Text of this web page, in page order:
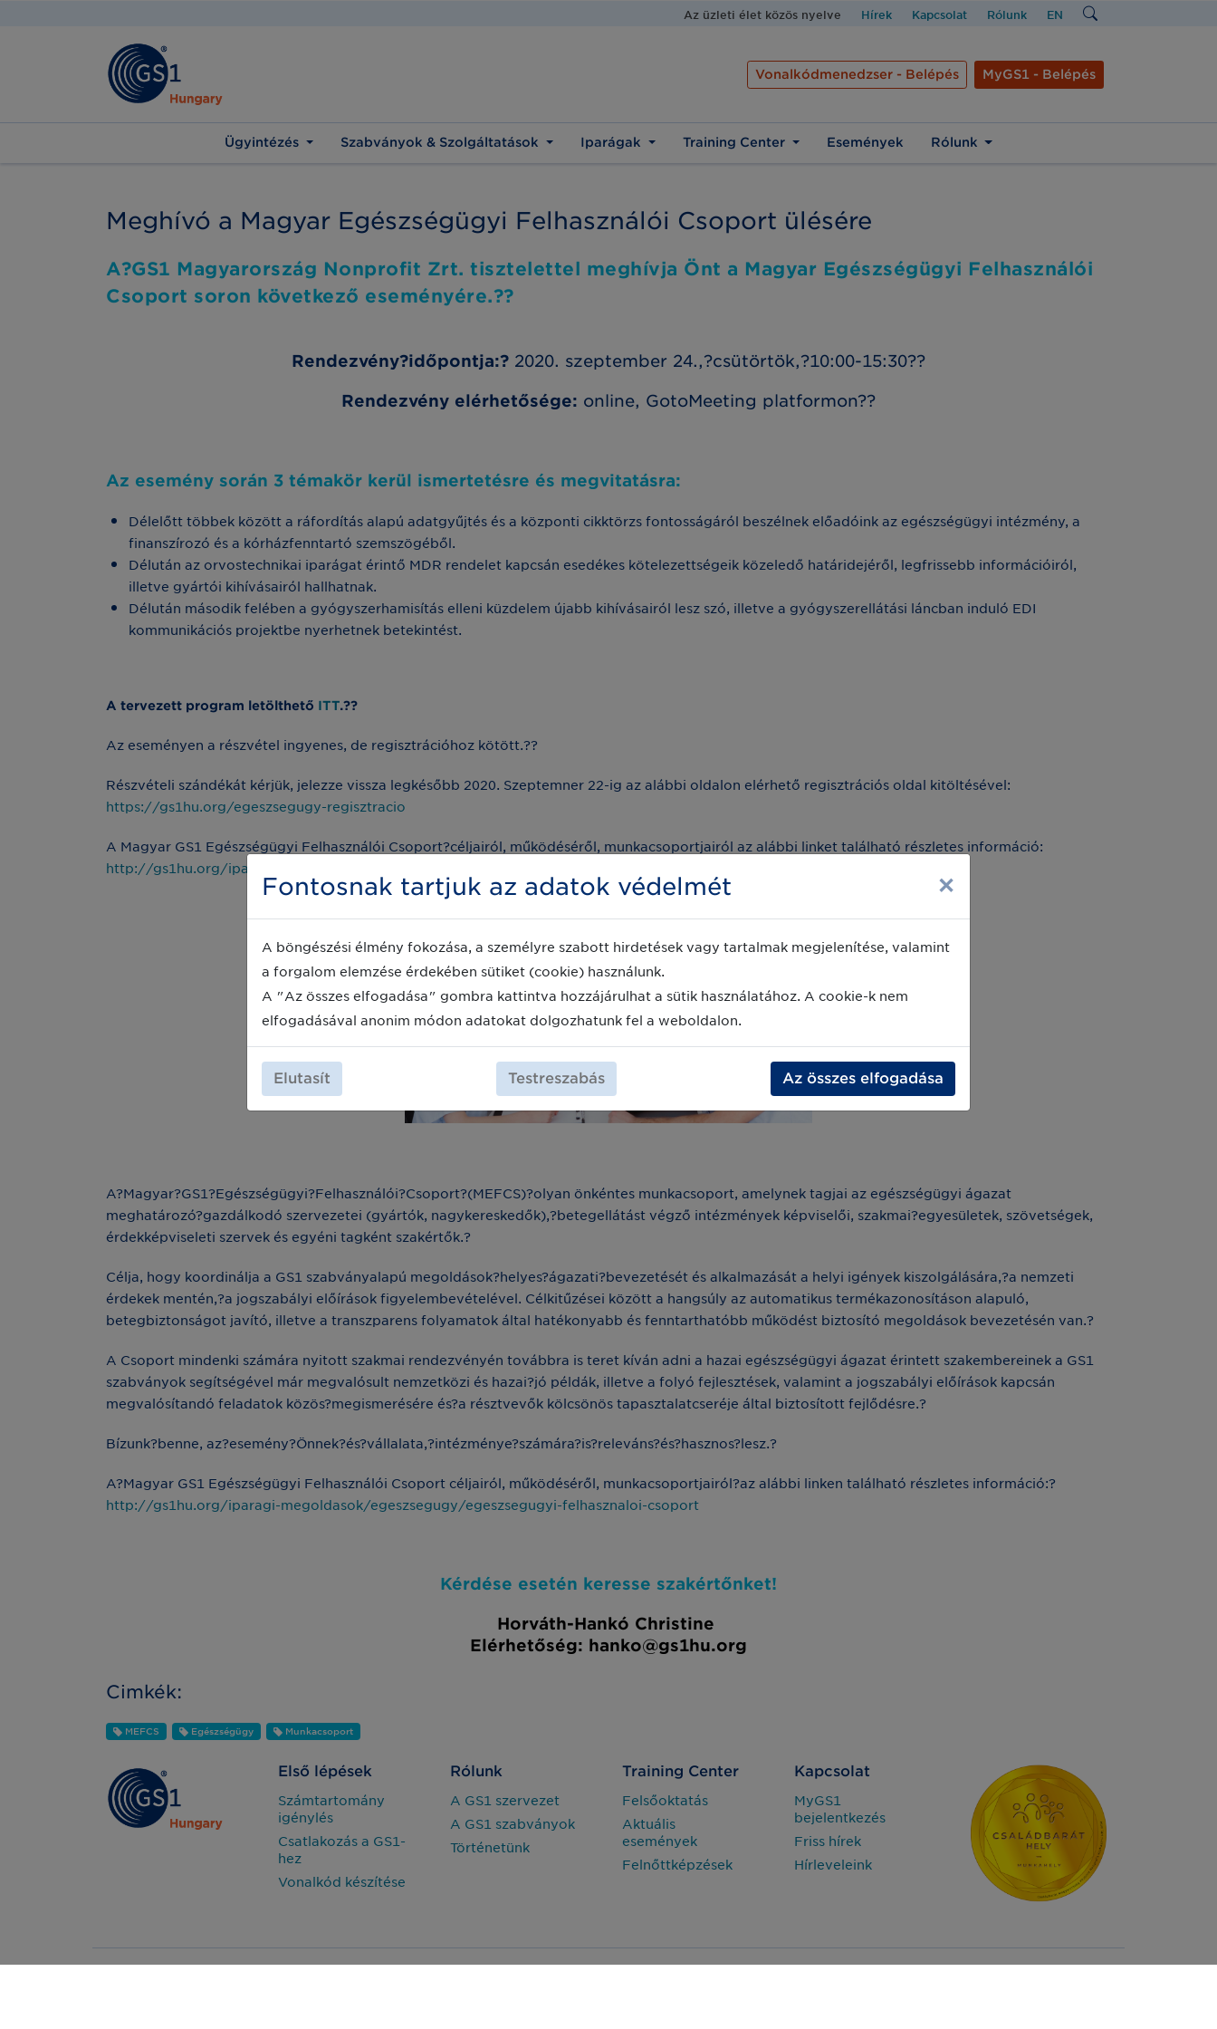
Az üzleti élet közös nyelve Hírek Kapcsolat Rólunk EN
Vonalkódmenedzser - Belépés MyGS1 - Belépés
Ügyintézés Szabványok & Szolgáltatások Iparágak Training Center Események Rólunk
Meghívó a Magyar Egészségügyi Felhasználói Csoport ülésére
A?GS1 Magyarország Nonprofit Zrt. tisztelettel meghívja Önt a Magyar Egészségügyi Felhasználói
Csoport soron következő eseményére.??
Rendezvény?időpontja:? 2020. szeptember 24.,?csütörtök,?10:00-15:30??
Rendezvény elérhetősége: online, GotoMeeting platformon??
Az esemény során 3 témakör kerül ismertetésre és megvitatásra:
Délelőtt többek között a ráfordítás alapú adatgyűjtés és a központi cikktörzs fontosságáról beszélnek előadóink az egészségügyi intézmény, a
finanszírozó és a kórházfenntartó szemszögéből.
Délután az orvostechnikai iparágat érintő MDR rendelet kapcsán esedékes kötelezettségeik közeledő határidejéről, legfrissebb információiról,
illetve gyártói kihívásairól hallhatnak.
Délután második felében a gyógyszerhamisítás elleni küzdelem újabb kihívásairól lesz szó, illetve a gyógyszerellátási láncban induló EDI
kommunikációs projektbe nyerhetnek betekintést.
A tervezett program letölthető ITT.??
Az eseményen a részvétel ingyenes, de regisztrációhoz kötött.??
Részvételi szándékát kérjük, jelezze vissza legkésőbb 2020. Szeptemner 22-ig az alábbi oldalon elérhető regisztrációs oldal kitöltésével:
https://gs1hu.org/egeszsegugy-regisztracio
A Magyar GS1 Egészségügyi Felhasználói Csoport?céljairól, működéséről, munkacsoportjairól az alábbi linket található részletes információ:
http://gs1hu.org/iparagi-megoldasok/egeszsegugy/egeszsegugyi-felhasznaloi-csoport
A?Magyar?GS1?Egészségügyi?Felhasználói?Csoport?(MEFCS)?olyan önkéntes munkacsoport, amelynek tagjai az egészségügyi ágazat
meghatározó?gazdálkodó szervezetei (gyártók, nagykereskedők),?betegellátást végző intézmények képviselői, szakmai?egyesületek, szövetségek,
érdekképviseleti szervek és egyéni tagként szakértők.?
Célja, hogy koordinálja a GS1 szabványalapú megoldások?helyes?ágazati?bevezetését és alkalmazását a helyi igények kiszolgálására,?a nemzeti
érdekek mentén,?a jogszabályi előírások figyelembevételével. Célkitűzései között a hangsúly az automatikus termékazonosításon alapuló,
betegbiztonságot javító, illetve a transzparens folyamatok által hatékonyabb és fenntarthatóbb működést biztosító megoldások bevezetésén van.?
A Csoport mindenki számára nyitott szakmai rendezvényén továbbra is teret kíván adni a hazai egészségügyi ágazat érintett szakembereinek a GS1
szabványok segítségével már megvalósult nemzetközi és hazai?jó példák, illetve a folyó fejlesztések, valamint a jogszabályi előírások kapcsán
megvalósítandó feladatok közös?megismerésére és?a résztvevők kölcsönös tapasztalatcseréje által biztosított fejlődésre.?
Bízunk?benne, az?esemény?Önnek?és?vállalata,?intézménye?számára?is?releváns?és?hasznos?lesz.?
A?Magyar GS1 Egészségügyi Felhasználói Csoport céljairól, működéséről, munkacsoportjairól?az alábbi linken található részletes információ:?
http://gs1hu.org/iparagi-megoldasok/egeszsegugy/egeszsegugyi-felhasznaloi-csoport
Kérdése esetén keresse szakértőnket!
Horváth-Hankó Christine
Elérhetőség: hanko@gs1hu.org
Cimkék:
MEFCS Egészségügy Munkacsoport
Első lépések
Számtartomány
igénylés
Csatlakozás a GS1-
hez
Vonalkód készítése
Rólunk
A GS1 szervezet
A GS1 szabványok
Történetünk
Training Center
Felsőoktatás
Aktuális
események
Felnőttképzések
Kapcsolat
MyGS1
bejelentkezés
Friss hírek
Hírleveleink
Fontosnak tartjuk az adatok védelmét ×
A böngészési élmény fokozása, a személyre szabott hirdetések vagy tartalmak megjelenítése, valamint
a forgalom elemzése érdekében sütiket (cookie) használunk.
A "Az összes elfogadása" gombra kattintva hozzájárulhat a sütik használatához. A cookie-k nem
elfogadásával anonim módon adatokat dolgozhatunk fel a weboldalon.
Elutasít Testreszabás Az összes elfogadása